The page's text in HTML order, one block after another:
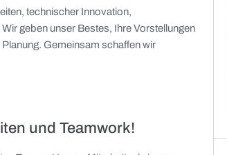
technischer Innovation,
geben unser Bestes, Ihre Vorstellungen
Gemeinsam schaffen wir
und Teamwork!